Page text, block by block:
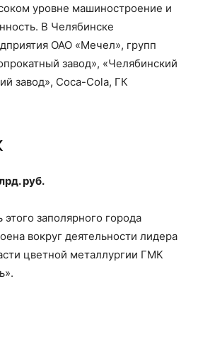
уровне машиностроение и
В Челябинске
ОАО «Мечел», групп
завод», «Челябинский
завод», Coca-Cola, ГК
руб.
этого заполярного города
вокруг деятельности лидера
цветной металлургии ГМК